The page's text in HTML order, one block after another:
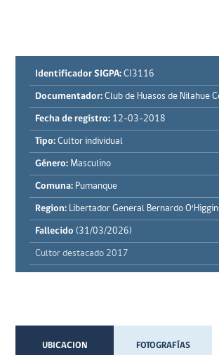
Identificador SIGPA: CI3116
Documentador: Club de Huasos de Nilahue
Fecha de registro: 12-03-2018
Tipo: Cultor individual
Género: Masculino
Comuna: Pumanque
Region: Libertador General Bernardo
Fallecido (31/03/2026)
Cultor destacado 2017
UBICACION FOTOGRAFÍAS